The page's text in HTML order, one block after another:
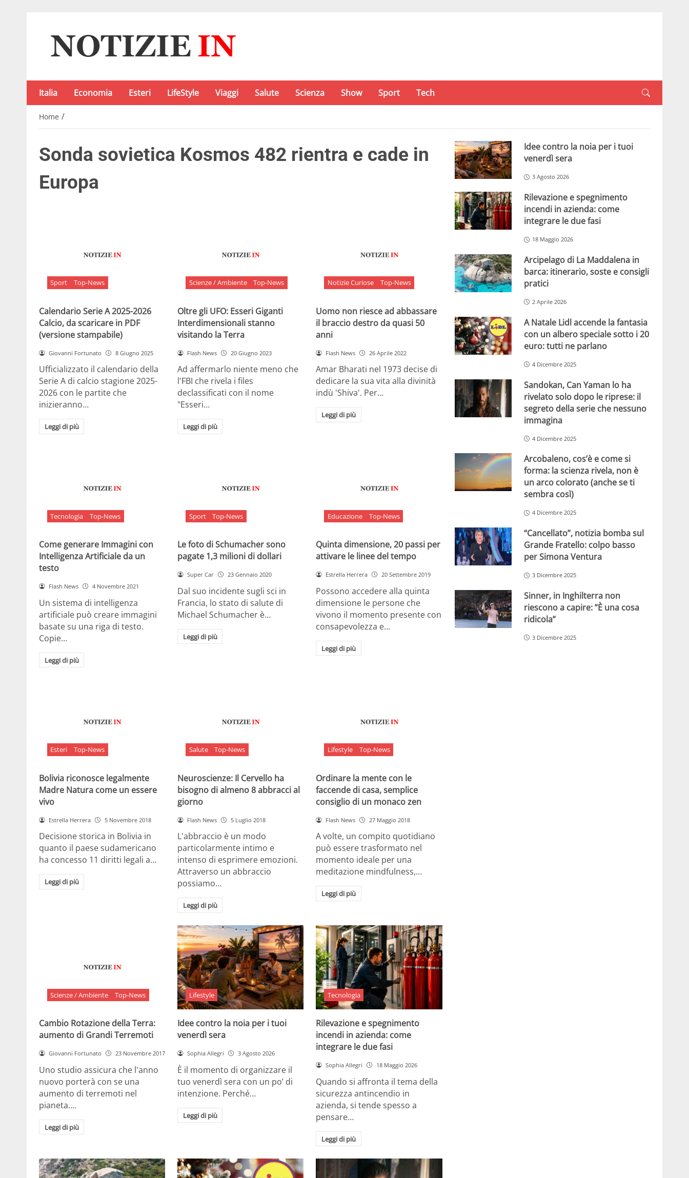
Italia Economia Esteri LifeStyle Viaggi Salute Scienza Show Sport Tech
Home /
Sonda sovietica Kosmos 482 rientra e cade in
Europa
Sport Top-News
Calendario Serie A 2025-2026
Calcio, da scaricare in PDF
(versione stampabile)
Giovanni Fortunato 8 Giugno 2025
Ufficializzato il calendario della
Serie A di calcio stagione 2025-
2026 con le partite che
inizieranno…
Leggi di più
Scienze / Ambiente Top-News
Oltre gli UFO: Esseri Giganti
Interdimensionali stanno
visitando la Terra
Flash News 20 Giugno 2023
Ad affermarlo niente meno che
l'FBI che rivela i files
declassificati con il nome
"Esseri…
Leggi di più
Notizie Curiose Top-News
Uomo non riesce ad abbassare
il braccio destro da quasi 50
anni
Flash News 26 Aprile 2022
Amar Bharati nel 1973 decise di
dedicare la sua vita alla divinità
indù 'Shiva'. Per…
Leggi di più
Tecnologia Top-News
Come generare Immagini con
Intelligenza Artificiale da un
testo
Flash News 4 Novembre 2021
Un sistema di intelligenza
artificiale può creare immagini
basate su una riga di testo.
Copie…
Leggi di più
Sport Top-News
Le foto di Schumacher sono
pagate 1,3 milioni di dollari
Super Car 23 Gennaio 2020
Dal suo incidente sugli sci in
Francia, lo stato di salute di
Michael Schumacher è…
Leggi di più
Educazione Top-News
Quinta dimensione, 20 passi per
attivare le linee del tempo
Estrella Herrera 20 Settembre 2019
Possono accedere alla quinta
dimensione le persone che
vivono il momento presente con
consapevolezza e…
Leggi di più
Esteri Top-News
Bolivia riconosce legalmente
Madre Natura come un essere
vivo
Estrella Herrera 5 Novembre 2018
Decisione storica in Bolivia in
quanto il paese sudamericano
ha concesso 11 diritti legali a…
Leggi di più
Salute Top-News
Neuroscienze: Il Cervello ha
bisogno di almeno 8 abbracci al
giorno
Flash News 5 Luglio 2018
L'abbraccio è un modo
particolarmente intimo e
intenso di esprimere emozioni.
Attraverso un abbraccio
possiamo…
Leggi di più
Lifestyle Top-News
Ordinare la mente con le
faccende di casa, semplice
consiglio di un monaco zen
Flash News 27 Maggio 2018
A volte, un compito quotidiano
può essere trasformato nel
momento ideale per una
meditazione mindfulness,…
Leggi di più
Scienze / Ambiente Top-News
Cambio Rotazione della Terra:
aumento di Grandi Terremoti
Giovanni Fortunato 23 Novembre 2017
Uno studio assicura che l'anno
nuovo porterà con se una
aumento di terremoti nel
pianeta.…
Leggi di più
Lifestyle
Idee contro la noia per i tuoi
venerdì sera
Sophia Allegri 3 Agosto 2026
È il momento di organizzare il
tuo venerdì sera con un po’ di
intenzione. Perché…
Leggi di più
Tecnologia
Rilevazione e spegnimento
incendi in azienda: come
integrare le due fasi
Sophia Allegri 18 Maggio 2026
Quando si affronta il tema della
sicurezza antincendio in
azienda, si tende spesso a
pensare…
Leggi di più
Idee contro la noia per i tuoi
venerdì sera
3 Agosto 2026
Rilevazione e spegnimento
incendi in azienda: come
integrare le due fasi
18 Maggio 2026
Arcipelago di La Maddalena in
barca: itinerario, soste e consigli
pratici
2 Aprile 2026
A Natale Lidl accende la fantasia
con un albero speciale sotto i 20
euro: tutti ne parlano
4 Dicembre 2025
Sandokan, Can Yaman lo ha
rivelato solo dopo le riprese: il
segreto della serie che nessuno
immagina
4 Dicembre 2025
Arcobaleno, cos’è e come si
forma: la scienza rivela, non è
un arco colorato (anche se ti
sembra così)
4 Dicembre 2025
“Cancellato”, notizia bomba sul
Grande Fratello: colpo basso
per Simona Ventura
3 Dicembre 2025
Sinner, in Inghilterra non
riescono a capire: ”È una cosa
ridicola”
3 Dicembre 2025